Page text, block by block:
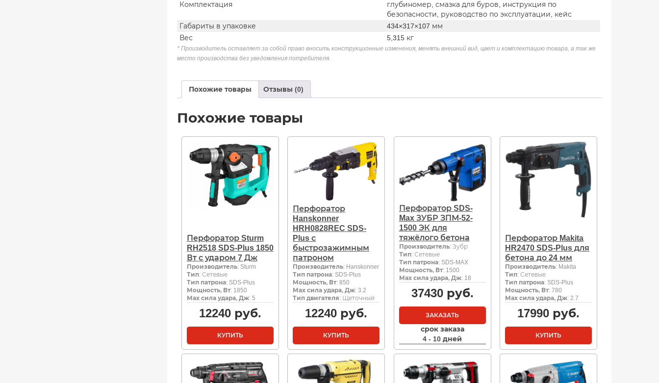
Комплектация
глубиномер, смазка для буров, инструкция по
безопасности, руководство по эксплуатации, кейс
Габариты в упаковке
434×317×107 мм
Вес
5,315 кг
* Производитель оставляет за собой право вносить конструкционные изменения, менять внешний вид, цвет и комплектацию товара, а так же
место производства без уведомления потребителя.
Похожие товары Отзывы (0)
Похожие товары
Перфоратор Sturm
RH2518 SDS-Plus 1850
Вт с ударом 7 Дж
Производитель: Sturm
Тип: Сетевые
Тип патрона: SDS-Plus
Мощность, Вт: 1850
Мах сила удара, Дж: 5
12240руб.
КУПИТЬ
Перфоратор
Hanskonner
HRH0828REC SDS-
Plus с
быстрозажимным
патроном
Производитель: Hanskonner
Тип патрона: SDS-Plus
Мощность, Вт: 850
Мах сила удара, Дж: 3.2
Тип двигателя: Щеточный
12240 руб.
КУПИТЬ
Перфоратор SDS-
Max ЗУБР ЗПМ-52-
1500 ЭК для
тяжёлого бетона
Производитель: Зубр
Тип: Сетевые
Тип патрона: SDS-MAX
Мощность, Вт: 1500
Мах сила удара, Дж: 18
37430руб.
ЗАКАЗАТЬ
срок заказа
4 - 10 дней
Перфоратор Makita
HR2470 SDS-Plus для
бетона до 24 мм
Производитель: Makita
Тип: Сетевые
Тип патрона: SDS-Plus
Мощность, Вт: 780
Мах сила удара, Дж: 2.7
17990 руб.
КУПИТЬ